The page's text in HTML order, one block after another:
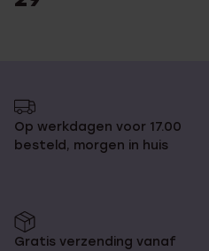
Op werkdagen voor 17.00
besteld, morgen in huis
Gratis verzending vanaf